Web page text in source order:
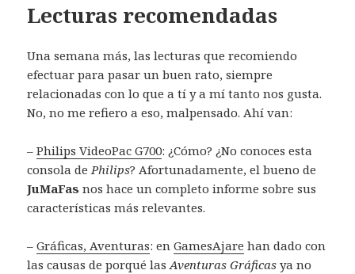
Lecturas recomendadas
Una semana más, las lecturas que recomiendo
efectuar para pasar un buen rato, siempre
relacionadas con lo que a tí y a mí tanto nos gusta.
No, no me refiero a eso, malpensado. Ahí van:
–Philips VideoPac G700: ¿Cómo? ¿No conoces esta
consola dePhilips? Afortunadamente, el bueno de
JuMaFas nos hace un completo informe sobre sus
características más relevantes.
–Gráficas, Aventuras: enGamesAjare han dado con
las causas de porqué lasAventuras Gráficas ya no